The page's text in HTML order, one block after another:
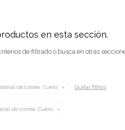
en esta sección.
de filtrado o busca en otras
de correa: Cuero Quitar filtros
de correa: Cuero